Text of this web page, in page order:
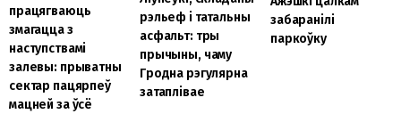
працягваюць
змагацца з
наступствамі
залевы: прыватны
сектар пацярпеў
мацней за ўсё
рэльеф і татальны
асфальт: тры
прычыны, чаму
Гродна рэгулярна
затаплівае
забаранілі
паркоўку